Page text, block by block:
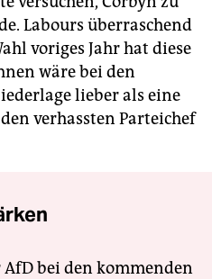
Labours überraschend
voriges Jahr hat diese
wäre bei den
lieber als eine
verhassten Parteichef
bei den kommenden